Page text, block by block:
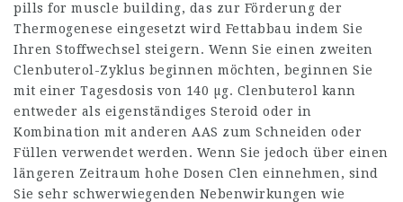
pills for muscle building, das zur Förderung der
Thermogenese eingesetzt wird Fettabbau indem Sie
Ihren Stoffwechsel steigern. Wenn Sie einen zweiten
Clenbuterol-Zyklus beginnen möchten, beginnen Sie
mit einer Tagesdosis von 140 µg. Clenbuterol kann
entweder als eigenständiges Steroid oder in
Kombination mit anderen AAS zum Schneiden oder
Füllen verwendet werden. Wenn Sie jedoch über einen
längeren Zeitraum hohe Dosen Clen einnehmen, sind
Sie sehr schwerwiegenden Nebenwirkungen wie